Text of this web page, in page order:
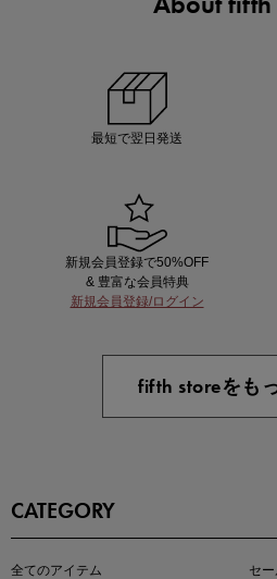
買えば買うほどお得! 最大半額クーポン
最短で翌日発送
新規会員登録で50%OFF
& 豊富な会員特典
新規会員登録/ログイン
fifth storeをも
CATEGORY
全てのアイテム
セ